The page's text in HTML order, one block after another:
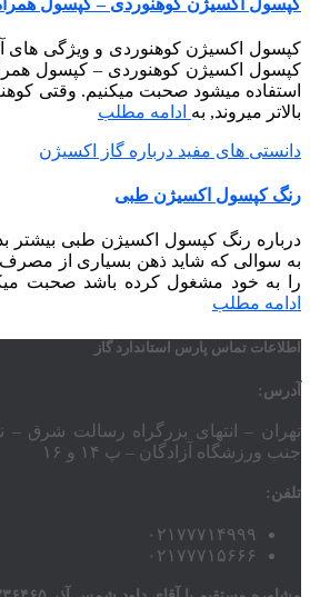
کپسول اکسیژن کوهنوردی و ویژگی های
کپسول اکسیژن کوهنوردی – کپسول
استفاده میشود صحبت میکنیم. وقتی
بالاتر میروند, به ادامه مطلب
دانستی های مفید درباره گاز اکسیژن
رنگ کپسول اکسیژن طبی
درباره رنگ کپسول اکسیژن طبی بیشتر
به سوالی که شاید ذهن بسیاری از
را به خود مشغول کرده باشد صحبت
ادامه مطلب
اطلاعات تماس پارس استاندارد گاز
آدرس:
تهران – انتهای بزرگراه رسالت شرق –
جنب ورزشگاه آزادگان – پ ۱۴ و ۱۶
تلفن:
۰۲۱۷۷۷۱۴۹۹۹
۰۲۱۷۷۷۱۵۶۶۶